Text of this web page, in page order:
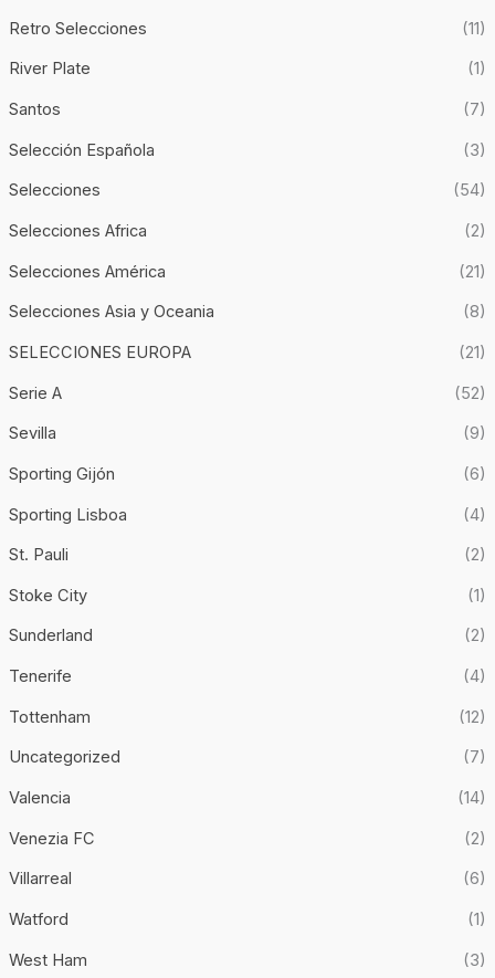
Retro Selecciones (11)
River Plate (1)
Santos (7)
Selección Española (3)
Selecciones (54)
Selecciones Africa (2)
Selecciones América (21)
Selecciones Asia y Oceania (8)
SELECCIONES EUROPA (21)
Serie A (52)
Sevilla (9)
Sporting Gijón (6)
Sporting Lisboa (4)
St. Pauli (2)
Stoke City (1)
Sunderland (2)
Tenerife (4)
Tottenham (12)
Uncategorized (7)
Valencia (14)
Venezia FC (2)
Villarreal (6)
Watford (1)
West Ham (3)